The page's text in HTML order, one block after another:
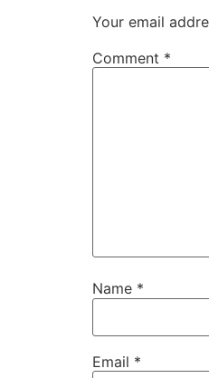
Your email
Comment *
Name *
Email *